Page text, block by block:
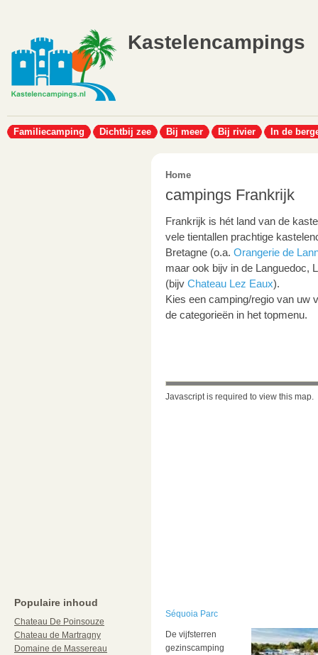
Kastelencampings
Familiecamping Dichtbij zee Bij meer Bij rivier In de
Populaire inhoud
Chateau De Poinsouze
Chateau de Martragny
Domaine de Massereau
Home
campings Frankrijk
Frankrijk is hét land van de
vele tientallen prachtige
Bretagne (o.a. Orangerie de
maar ook bijv in de Languedoc,
(bijv Chateau Lez Eaux).
Kies een camping/regio van uw
de categorieën in het topmenu.
Javascript is required to view this map.
Séquoia Parc
De vijfsterren
gezinscamping